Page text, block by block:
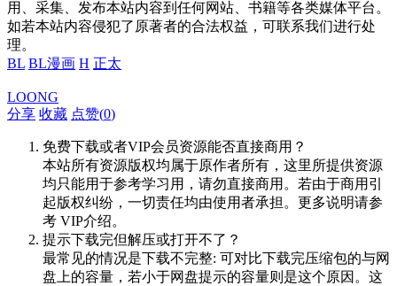
用、采集、发布本站内容到任何网站、书籍等各类媒体平台。
如若本站内容侵犯了原著者的合法权益，可联系我们进行处
理。
BL BL漫画 H 正太
LOONG
分享 收藏 点赞(0)
免费下载或者VIP会员资源能否直接商用？
本站所有资源版权均属于原作者所有，这里所提供资源
均只能用于参考学习用，请勿直接商用。若由于商用引
起版权纠纷，一切责任均由使用者承担。更多说明请参
考 VIP介绍。
提示下载完但解压或打开不了？
最常见的情况是下载不完整: 可对比下载完压缩包的与网
盘上的容量，若小于网盘提示的容量则是这个原因。这